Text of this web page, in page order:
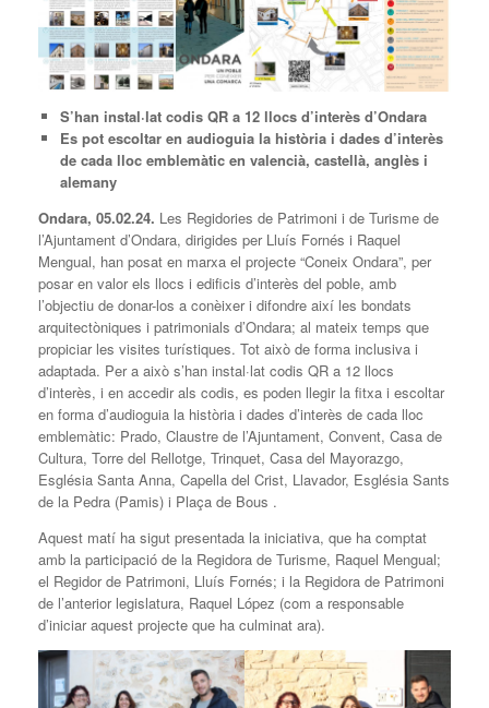
S’han instal·lat codis QR a 12 llocs d’interès d’Ondara
Es pot escoltar en audioguia la història i dades d’interès
de cada lloc emblemàtic en valencià, castellà, anglès i
alemany
Ondara, 05.02.24. Les Regidories de Patrimoni i de Turisme de
l’Ajuntament d’Ondara, dirigides per Lluís Fornés i Raquel
Mengual, han posat en marxa el projecte “Coneix Ondara”, per
posar en valor els llocs i edificis d’interès del poble, amb
l’objectiu de donar-los a conèixer i difondre així les bondats
arquitectòniques i patrimonials d’Ondara; al mateix temps que
propiciar les visites turístiques. Tot això de forma inclusiva i
adaptada. Per a això s’han instal·lat codis QR a 12 llocs
d’interès, i en accedir als codis, es poden llegir la fitxa i escoltar
en forma d’audioguia la història i dades d’interès de cada lloc
emblemàtic: Prado, Claustre de l’Ajuntament, Convent, Casa de
Cultura, Torre del Rellotge, Trinquet, Casa del Mayorazgo,
Església Santa Anna, Capella del Crist, Llavador, Església Sants
de la Pedra (Pamis) i Plaça de Bous .
Aquest matí ha sigut presentada la iniciativa, que ha comptat
amb la participació de la Regidora de Turisme, Raquel Mengual;
el Regidor de Patrimoni, Lluís Fornés; i la Regidora de Patrimoni
de l’anterior legislatura, Raquel López (com a responsable
d’iniciar aquest projecte que ha culminat ara).